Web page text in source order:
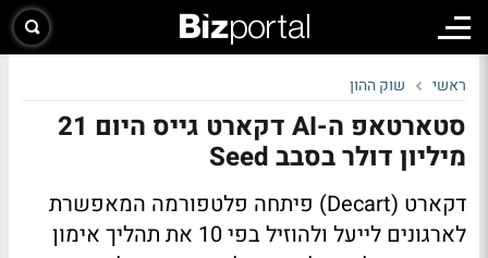
ראשי שוק ההון
סטארטאפ ה-AI דקארט גייס היום 21
מיליון דולר בסבב Seed
דקארט (Decart) פיתחה פלטפורמה המאפשרת
לארגונים לייעל ולהוזיל בפי 10 את תהליך אימון